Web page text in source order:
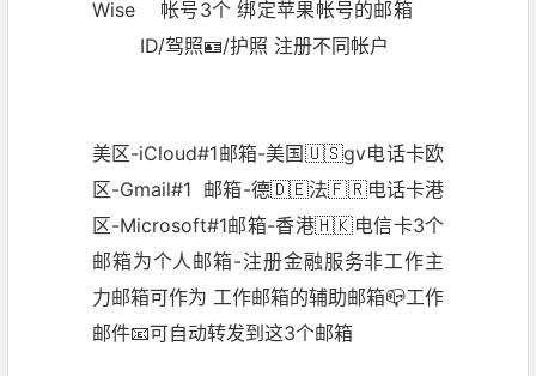
Wise 帐号3个 绑定苹果帐号的邮箱
ID/驾照🪪/护照 注册不同帐户
美区-iCloud#1邮箱-美国🇺🇸gv电话卡欧
区-Gmail#1 邮箱-德🇩🇪法🇫🇷电话卡港
区-Microsoft#1邮箱-香港🇭🇰电信卡3个
邮箱为个人邮箱-注册金融服务非工作主
力邮箱可作为 工作邮箱的辅助邮箱📪工作
邮件📧可自动转发到这3个邮箱